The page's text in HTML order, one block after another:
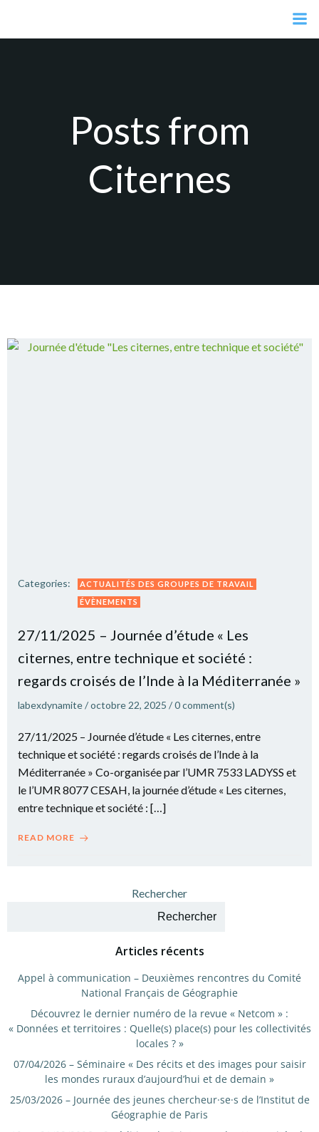
contenu
Posts from
Citernes
Categories:
ACTUALITÉS DES GROUPES DE TRAVAIL
ÉVÈNEMENTS
27/11/2025 – Journée d’étude « Les
citernes, entre technique et société :
regards croisés de l’Inde à la Méditerranée »
labexdynamite/octobre 22, 2025 /0comment(s)
27/11/2025 – Journée d’étude « Les citernes, entre
technique et société : regards croisés de l’Inde à la
Méditerranée » Co-organisée par l’UMR 7533 LADYSS et
le l’UMR 8077 CESAH, la journée d’étude « Les citernes,
entre technique et société : […]
READ MORE
Rechercher
Rechercher
Articles récents
Appel à communication – Deuxièmes rencontres du Comité
National Français de Géographie
Découvrez le dernier numéro de la revue « Netcom » :
« Données et territoires : Quelle(s) place(s) pour les collectivités
locales ? »
07/04/2026 – Séminaire « Des récits et des images pour saisir
les mondes ruraux d’aujourd’hui et de demain »
25/03/2026 – Journée des jeunes chercheur·se·s de l’Institut de
Géographie de Paris